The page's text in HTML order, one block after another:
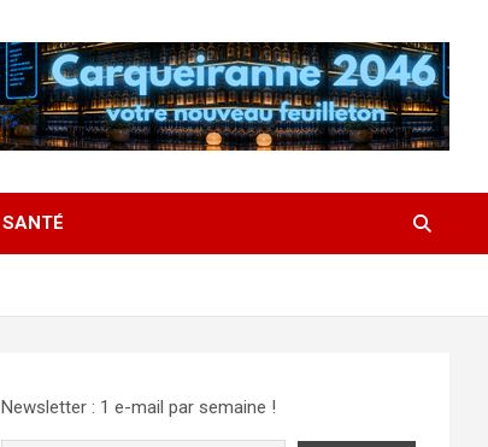
SANTÉ
Newsletter : 1 e-mail par semaine !